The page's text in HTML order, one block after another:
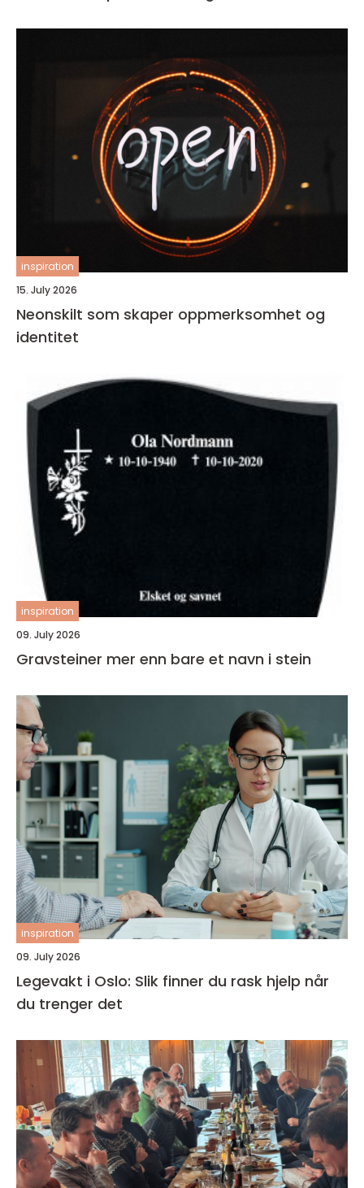
inspiration
15. July 2026
Neonskilt som skaper oppmerksomhet og
identitet
inspiration
09. July 2026
Gravsteiner mer enn bare et navn i stein
inspiration
09. July 2026
Legevakt i Oslo: Slik finner du rask hjelp når
du trenger det